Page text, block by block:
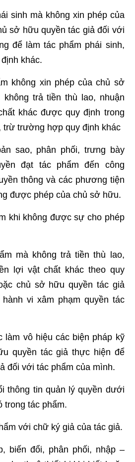
sinh mà không xin phép của
sở hữu quyền tác giả đối với
để làm tác phẩm phái sinh,
khác.
không xin phép của chủ sở
không trả tiền thù lao, nhuận
khác được quy định trong
trừ trường hợp quy định khác
sao, phân phối, trưng bày
đạt tác phẩm đến công
thông và các phương tiện
được phép của chủ sở hữu.
khi không được sự cho phép
mà không trả tiền thù lao,
lợi vật chất khác theo quy
chủ sở hữu quyền tác giả
vi xâm phạm quyền tác
làm vô hiệu các biện pháp kỹ
quyền tác giả thực hiện để
đối với tác phẩm của mình.
thông tin quản lý quyền dưới
trong tác phẩm.
với chữ ký giả của tác giả.
biến đổi, phân phối, nhập –